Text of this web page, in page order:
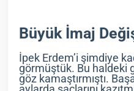
Büyük İmaj
İpek Erdem’i şimdiye
görmüştük. Bu haldeki
göz kamaştırmıştı.